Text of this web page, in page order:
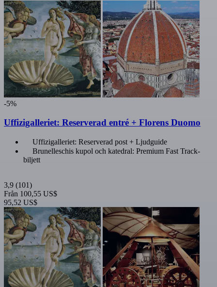
-5%
Uffizigalleriet: Reserverad entré + Florens Duomo
Uffizigalleriet: Reserverad post + Ljudguide
Brunelleschis kupol och katedral: Premium Fast Track-
biljett
3,9 (101)
Från 100,55 US$
95,52 US$